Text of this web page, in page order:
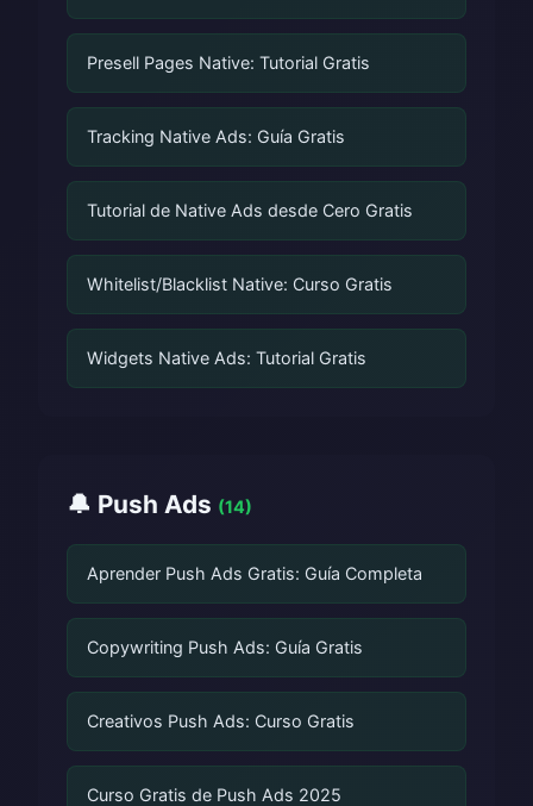
Presell Pages Native: Tutorial Gratis
Tracking Native Ads: Guía Gratis
Tutorial de Native Ads desde Cero Gratis
Whitelist/Blacklist Native: Curso Gratis
Widgets Native Ads: Tutorial Gratis
🔔 Push Ads (14)
Aprender Push Ads Gratis: Guía Completa
Copywriting Push Ads: Guía Gratis
Creativos Push Ads: Curso Gratis
Curso Gratis de Push Ads 2025